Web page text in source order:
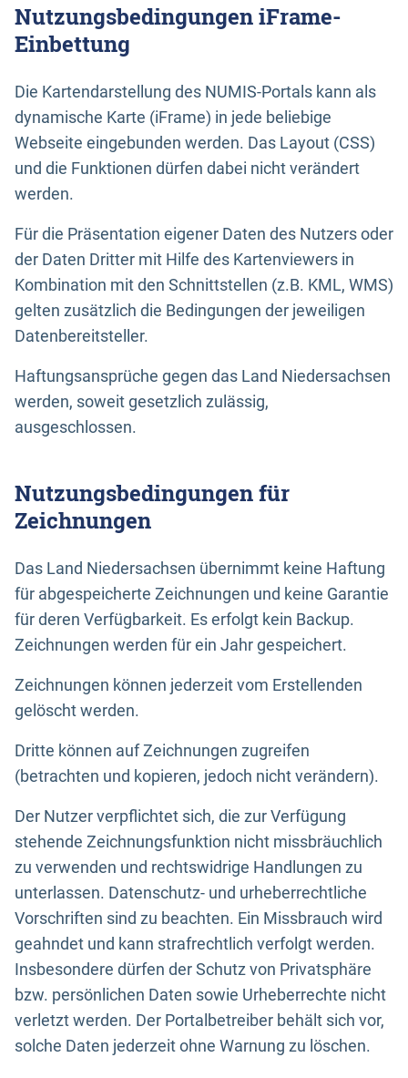
Nutzungsbedingungen iFrame-
Einbettung
Die Kartendarstellung des NUMIS-Portals kann als
dynamische Karte (iFrame) in jede beliebige
Webseite eingebunden werden. Das Layout (CSS)
und die Funktionen dürfen dabei nicht verändert
werden.
Für die Präsentation eigener Daten des Nutzers oder
der Daten Dritter mit Hilfe des Kartenviewers in
Kombination mit den Schnittstellen (z.B. KML, WMS)
gelten zusätzlich die Bedingungen der jeweiligen
Datenbereitsteller.
Haftungsansprüche gegen das Land Niedersachsen
werden, soweit gesetzlich zulässig,
ausgeschlossen.
Nutzungsbedingungen für
Zeichnungen
Das Land Niedersachsen übernimmt keine Haftung
für abgespeicherte Zeichnungen und keine Garantie
für deren Verfügbarkeit. Es erfolgt kein Backup.
Zeichnungen werden für ein Jahr gespeichert.
Zeichnungen können jederzeit vom Erstellenden
gelöscht werden.
Dritte können auf Zeichnungen zugreifen
(betrachten und kopieren, jedoch nicht verändern).
Der Nutzer verpflichtet sich, die zur Verfügung
stehende Zeichnungsfunktion nicht missbräuchlich
zu verwenden und rechtswidrige Handlungen zu
unterlassen. Datenschutz- und urheberrechtliche
Vorschriften sind zu beachten. Ein Missbrauch wird
geahndet und kann strafrechtlich verfolgt werden.
Insbesondere dürfen der Schutz von Privatsphäre
bzw. persönlichen Daten sowie Urheberrechte nicht
verletzt werden. Der Portalbetreiber behält sich vor,
solche Daten jederzeit ohne Warnung zu löschen.